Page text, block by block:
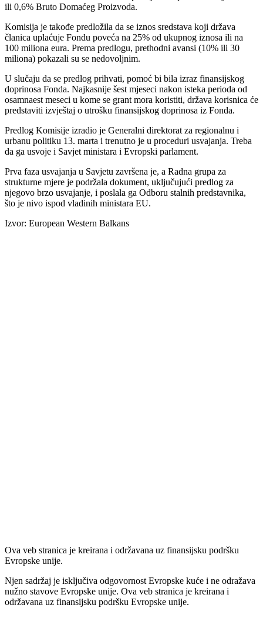
ili 0,6% Bruto Domaćeg Proizvoda.
Komisija je takođe predložila da se iznos sredstava koji država
članica uplaćuje Fondu poveća na 25% od ukupnog iznosa ili na
100 miliona eura. Prema predlogu, prethodni avansi (10% ili 30
miliona) pokazali su se nedovoljnim.
U slučaju da se predlog prihvati, pomoć bi bila izraz finansijskog
doprinosa Fonda. Najkasnije šest mjeseci nakon isteka perioda od
osamnaest meseci u kome se grant mora koristiti, država korisnica će
predstaviti izvještaj o utrošku finansijskog doprinosa iz Fonda.
Predlog Komisije izradio je Generalni direktorat za regionalnu i
urbanu politiku 13. marta i trenutno je u proceduri usvajanja. Treba
da ga usvoje i Savjet ministara i Evropski parlament.
Prva faza usvajanja u Savjetu završena je, a Radna grupa za
strukturne mjere je podržala dokument, uključujući predlog za
njegovo brzo usvajanje, i poslala ga Odboru stalnih predstavnika,
što je nivo ispod vladinih ministara EU.
Izvor: European Western Balkans
Ova veb stranica je kreirana i održavana uz finansijsku podršku
Evropske unije.
Njen sadržaj je isključiva odgovornost Evropske kuće i ne odražava
nužno stavove Evropske unije. Ova veb stranica je kreirana i
održavana uz finansijsku podršku Evropske unije.